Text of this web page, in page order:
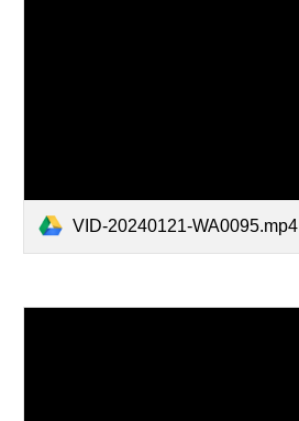
VID-20240121-WA0095.mp4